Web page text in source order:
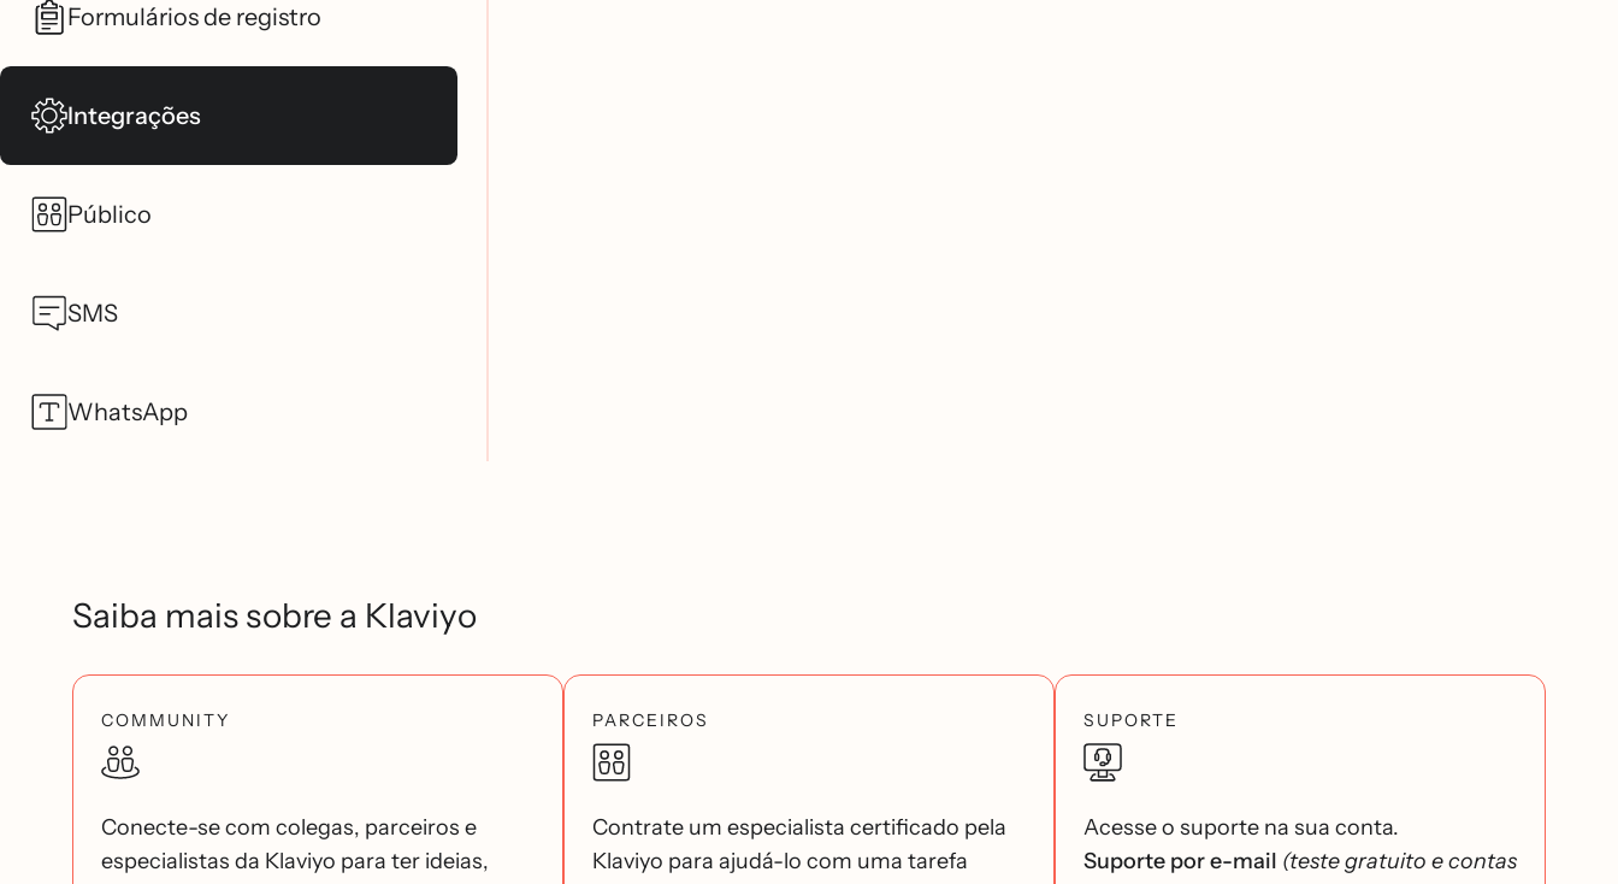
Formulários de registro
Integrações
Público
SMS
WhatsApp
Saiba mais sobre a Klaviyo
COMMUNITY
Conecte-se com colegas, parceiros e
especialistas da Klaviyo para ter ideias,
PARCEIROS
Contrate um especialista certificado pela
Klaviyo para ajudá-lo com uma tarefa
SUPORTE
Acesse o suporte na sua conta.
Suporte por e-mail (teste gratuito e contas